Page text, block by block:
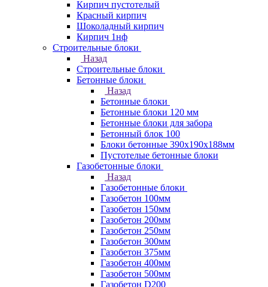
Кирпич пустотелый
Красный кирпич
Шоколадный кирпич
Кирпич 1нф
Строительные блоки
Назад
Строительные блоки
Бетонные блоки
Назад
Бетонные блоки
Бетонные блоки 120 мм
Бетонные блоки для забора
Бетонный блок 100
Блоки бетонные 390х190х188мм
Пустотелые бетонные блоки
Газобетонные блоки
Назад
Газобетонные блоки
Газобетон 100мм
Газобетон 150мм
Газобетон 200мм
Газобетон 250мм
Газобетон 300мм
Газобетон 375мм
Газобетон 400мм
Газобетон 500мм
Газобетон D200